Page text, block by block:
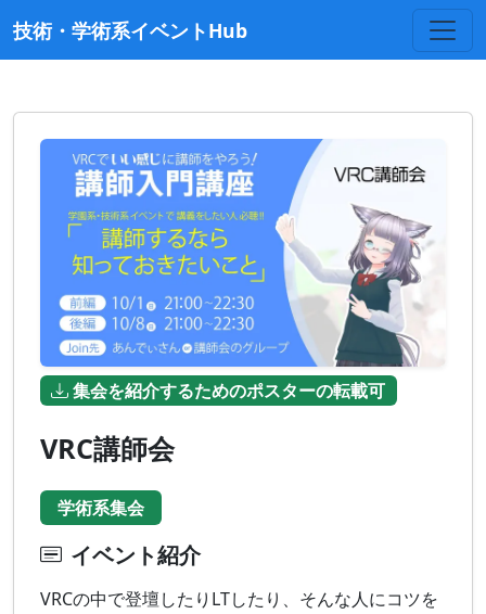
技術・学術系イベントHub
集会を紹介するためのポスターの転載可
VRC講師会
学術系集会
イベント紹介
VRCの中で登壇したりLTしたり、そんな人にコツを